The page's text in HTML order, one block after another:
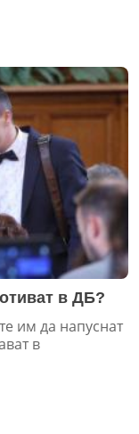
в ДБ?
им да напуснат
в